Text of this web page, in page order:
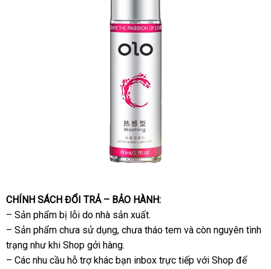
CHÍNH SÁCH ĐỔI TRẢ – BẢO HÀNH:
– Sản phẩm bị lỗi do nhà sản xuất.
– Sản phẩm chưa sử dụnghàng
giả
, chưa tháo tem nơi
và còn nguyên tình
trạng như khi Shop gởi hàng.
– Các nhu cầu hỗ trợ khác bạn inbox trực tiếp thế
với Shop bỏ
đểTrung